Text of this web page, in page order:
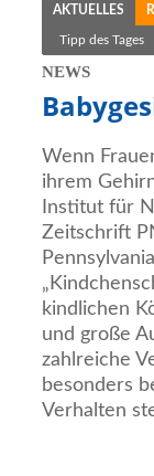
AKTUELLES
Tipp des Tages
NEWS
Wenn
ihrem
Institut für
Zeitschrift
kindlichen
und große
zahlreiche
besonders
Verhalten